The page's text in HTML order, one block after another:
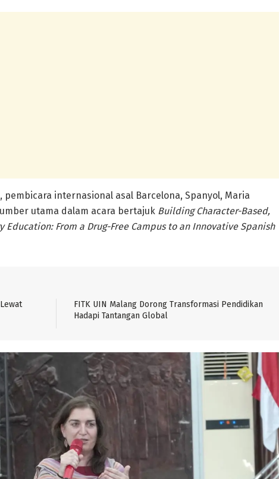
internasional asal Barcelona, Spanyol, Maria
utama dalam acara bertajuk Building Character-Based,
From a Drug-Free Campus to an Innovative Spanish
FITK UIN Malang Dorong Transformasi Pendidikan
Hadapi Tantangan Global